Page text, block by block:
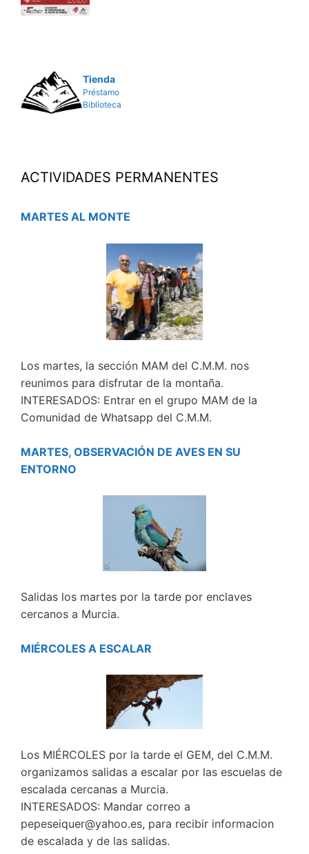
Tienda
Préstamo
Biblioteca
ACTIVIDADES PERMANENTES
MARTES AL MONTE
Los martes, la sección MAM del C.M.M. nos
reunimos para disfrutar de la montaña.
INTERESADOS: Entrar en el grupo MAM de la
Comunidad de Whatsapp del C.M.M.
MARTES, OBSERVACIÓN DE AVES EN SU
ENTORNO
Salidas los martes por la tarde por enclaves
cercanos a Murcia.
MIÉRCOLES A ESCALAR
Los MIÉRCOLES por la tarde el GEM, del C.M.M.
organizamos salidas a escalar por las escuelas de
escalada cercanas a Murcia.
INTERESADOS: Mandar correo a
pepeseiquer@yahoo.es, para recibir informacion
de escalada y de las salidas.